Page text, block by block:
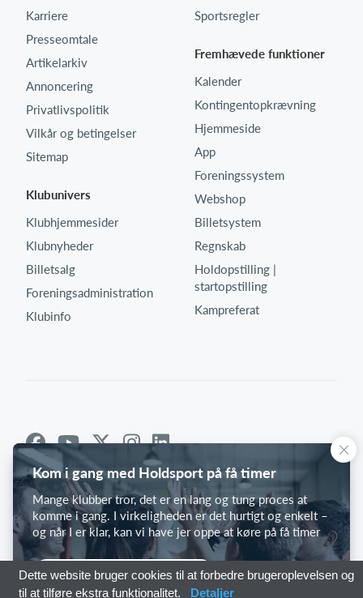
Kom i gang med Holdsport på få timer
Mange klubber tror, det er en lang og tung proces at
komme i gang. I virkeligheden er det hurtigt og enkelt –
og når I er klar, kan vi have jer oppe at køre på få timer
Kom i gang med Holdsport
Karriere
Presseomtale
Artikelarkiv
Annoncering
Privatlivspolitik
Vilkår og betingelser
Sitemap
Klubunivers
Klubhjemmesider
Klubnyheder
Billetsalg
Foreningsadministration
Klubinfo
Sportsregler
Fremhævede funktioner
Kalender
Kontingentopkrævning
Hjemmeside
App
Foreningssystem
Webshop
Billetsystem
Regnskab
Holdopstilling |
startopstilling
Kampreferat
Dette website bruger cookies til at forbedre brugeroplevelsen og
til at tilføre ekstra funktionalitet.
Detaljer